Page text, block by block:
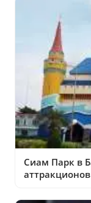
Сиам Парк в
аттракционов